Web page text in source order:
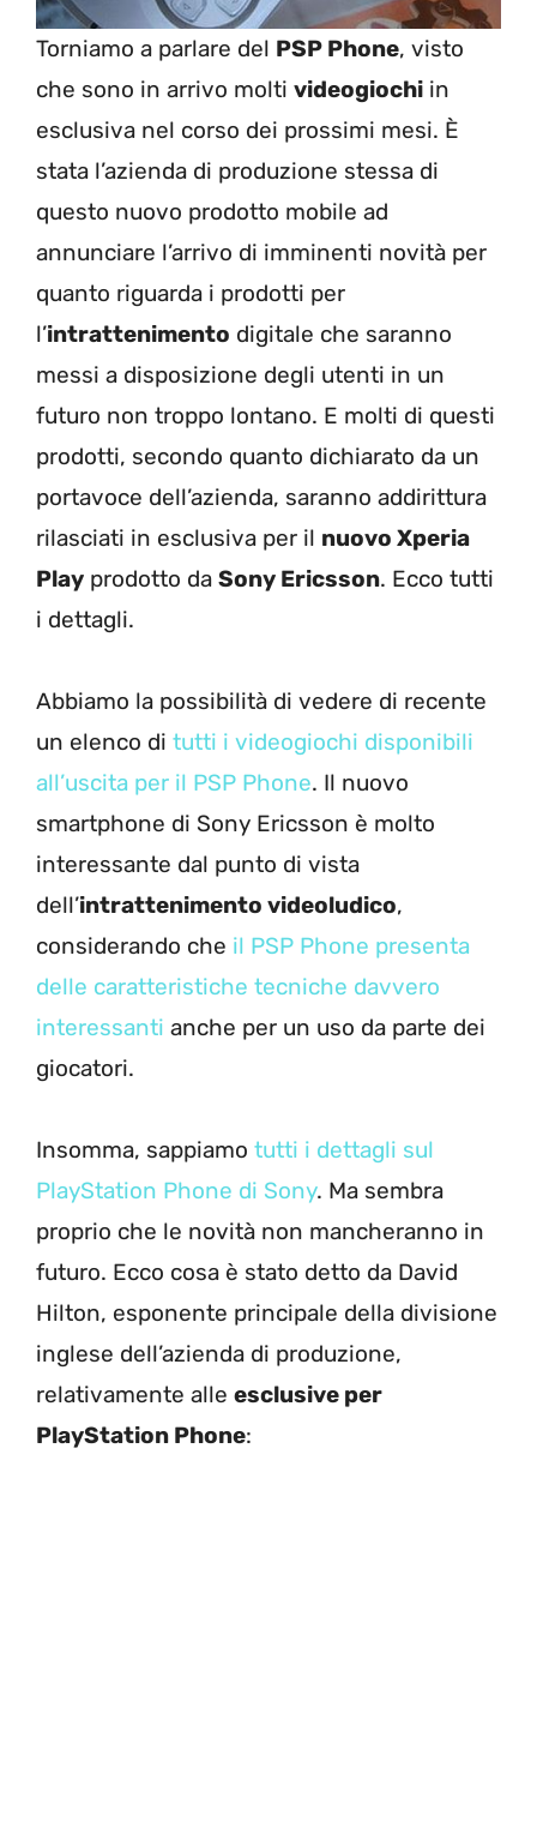
Torniamo a parlare del PSP Phone, visto
che sono in arrivo molti videogiochi in
esclusiva nel corso dei prossimi mesi. È
stata l’azienda di produzione stessa di
questo nuovo prodotto mobile ad
annunciare l’arrivo di imminenti novità per
quanto riguarda i prodotti per
l’intrattenimento digitale che saranno
messi a disposizione degli utenti in un
futuro non troppo lontano. E molti di questi
prodotti, secondo quanto dichiarato da un
portavoce dell’azienda, saranno addirittura
rilasciati in esclusiva per il nuovo Xperia
Play prodotto da Sony Ericsson. Ecco tutti
i dettagli.
Abbiamo la possibilità di vedere di recente
un elenco di tutti i videogiochi disponibili
all’uscita per il PSP Phone. Il nuovo
smartphone di Sony Ericsson è molto
interessante dal punto di vista
dell’intrattenimento videoludico,
considerando che il PSP Phone presenta
delle caratteristiche tecniche davvero
interessanti anche per un uso da parte dei
giocatori.
Insomma, sappiamo tutti i dettagli sul
PlayStation Phone di Sony. Ma sembra
proprio che le novità non mancheranno in
futuro. Ecco cosa è stato detto da David
Hilton, esponente principale della divisione
inglese dell’azienda di produzione,
relativamente alle esclusive per
PlayStation Phone: